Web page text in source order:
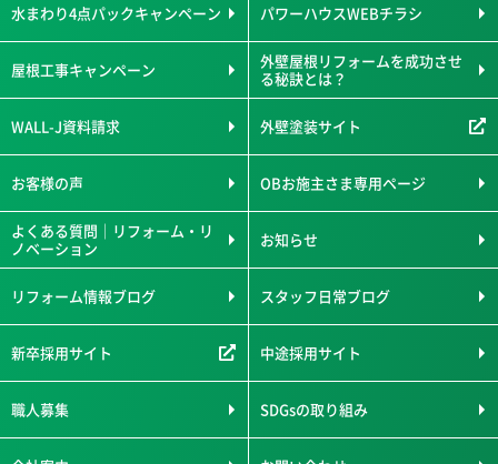
水まわり4点パックキャンペーン パワーハウスWEBチラシ
屋根工事キャンペーン
外壁屋根リフォームを成功させ
る秘訣とは？
WALL-J資料請求 外壁塗装サイト
お客様の声 OBお施主さま専用ページ
よくある質問｜リフォーム・リ
ノベーション
お知らせ
リフォーム情報ブログ スタッフ日常ブログ
新卒採用サイト 中途採用サイト
職人募集 SDGsの取り組み